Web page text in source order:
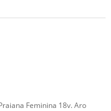
Feminina 18v. Aro